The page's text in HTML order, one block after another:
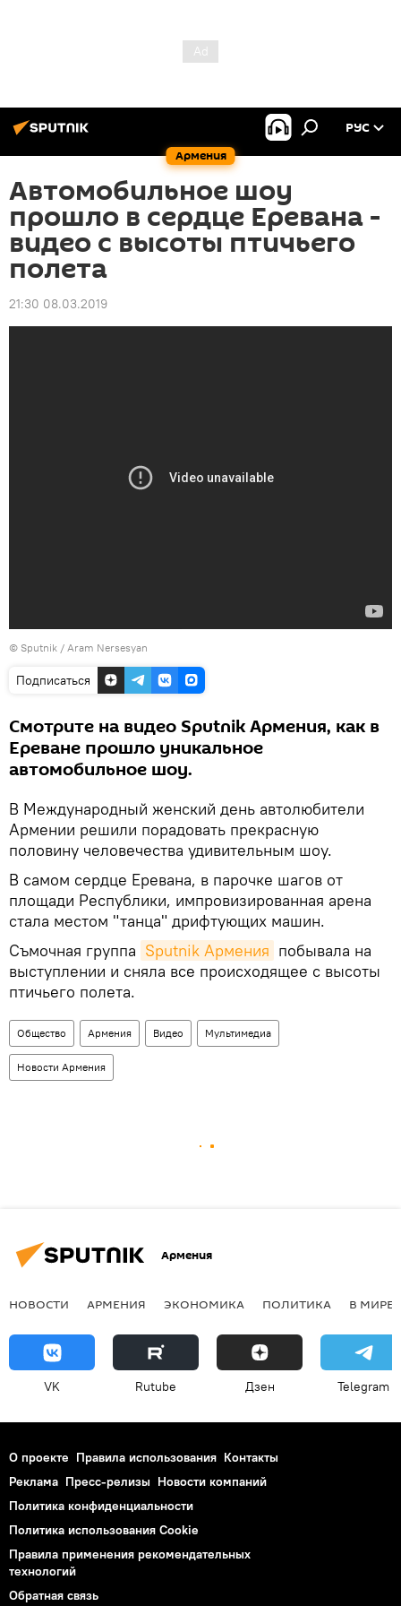
Армения
РУС
Автомобильное шоу
прошло в сердце Еревана -
видео с высоты птичьего
полета
21:30 08.03.2019
© Sputnik / Aram Nersesyan
Подписаться
Смотрите на видео Sputnik Армения, как в
Ереване прошло уникальное
автомобильное шоу.
В Международный женский день автолюбители
Армении решили порадовать прекрасную
половину человечества удивительным шоу.
В самом сердце Еревана, в парочке шагов от
площади Республики, импровизированная арена
стала местом "танца" дрифтующих машин.
Съмочная группа Sputnik Армения побывала на
выступлении и сняла все происходящее с высоты
птичьего полета.
Общество Армения Видео Мультимедиа
Новости Армения
Армения
НОВОСТИ АРМЕНИЯ ЭКОНОМИКА ПОЛИТИКА В МИРЕ
VK Rutube Дзен Telegram
О проекте Правила использования Контакты
Реклама Пресс-релизы Новости компаний
Политика конфиденциальности
Политика использования Cookie
Правила применения рекомендательных
технологий
Обратная связь